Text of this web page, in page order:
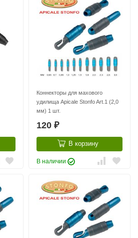
Коннекторы для махового
удилища Apicale Stonfo Art.1 (2,0
мм) 1 шт.
120 ₽
В корзину
В наличии